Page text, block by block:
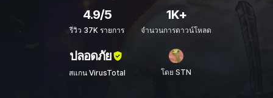
4.9/5
รีวิว 37K รายการ
1K+
จำนวนการดาวน์โหลด
ปลอดภัย
สแกน VirusTotal โดย STN